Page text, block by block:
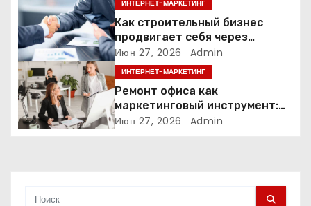
з
а
п
и
ИНТЕРНЕТ-МАРКЕТИНГ
Как строительный бизнес
продвигает себя через
контент: кейс кровельных
компаний
Июн 27, 2026 Admin
ИНТЕРНЕТ-МАРКЕТИНГ
Ремонт офиса как
маркетинговый инструмент:
почему физическое
Июн 27, 2026 Admin